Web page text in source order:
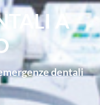
A
dentali